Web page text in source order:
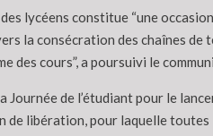
lycéens constitue “une
la consécration des chaînes
des cours”, a poursuivi le
Journée de l’étudiant pour le
libération, pour laquelle